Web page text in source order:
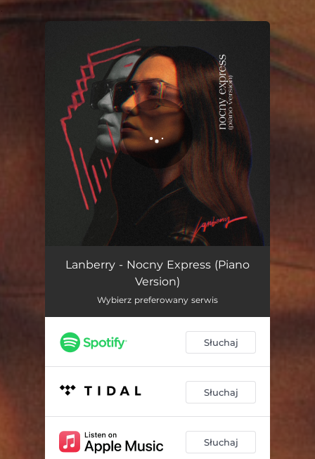
You're all set!
Lanberry - Nocny Express (Piano
Version)
Wybierz preferowany serwis
Słuchaj
Słuchaj
Słuchaj